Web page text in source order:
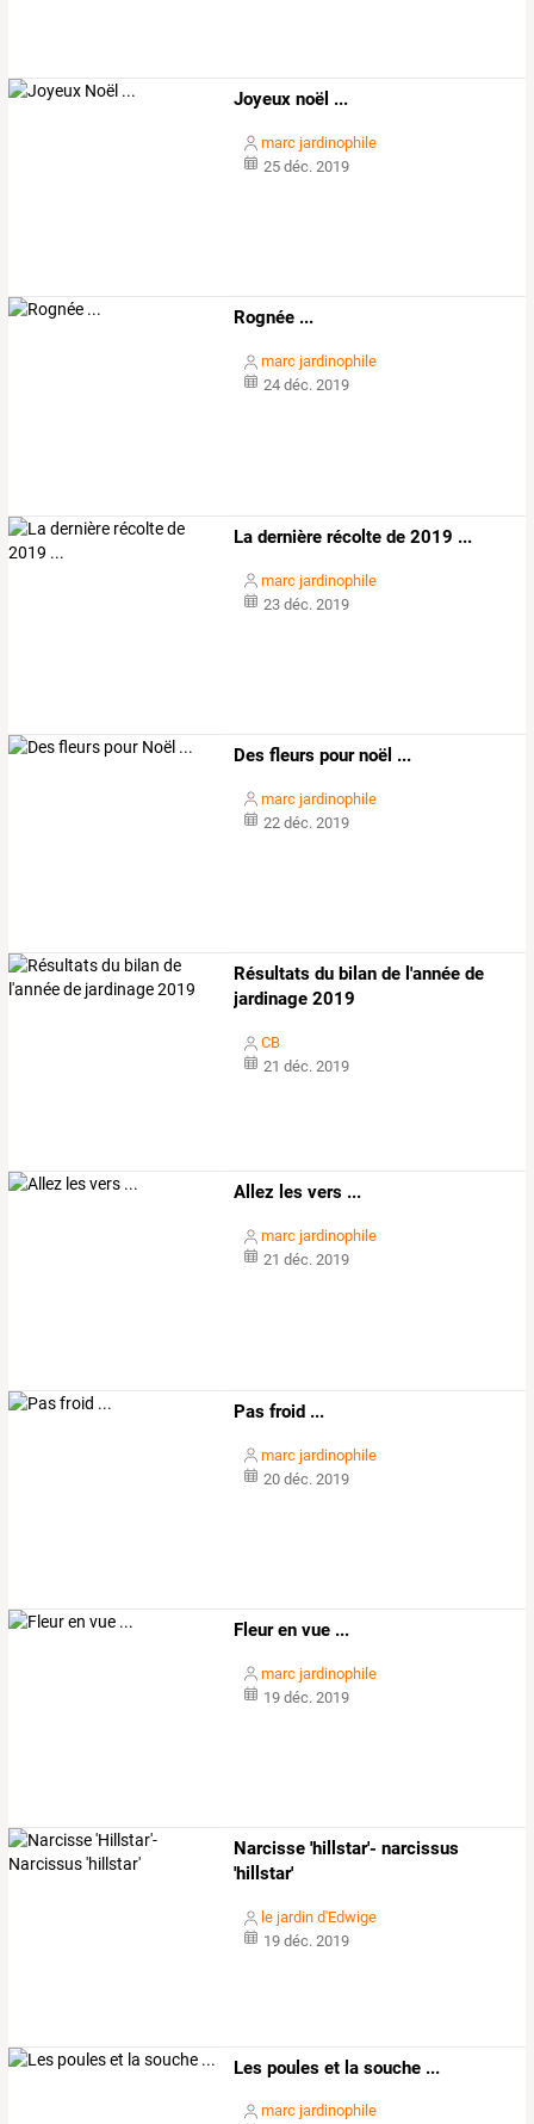
Joyeux noël ...
marc jardinophile
25 déc. 2019
Rognée ...
marc jardinophile
24 déc. 2019
La dernière récolte de 2019 ...
marc jardinophile
23 déc. 2019
Des fleurs pour noël ...
marc jardinophile
22 déc. 2019
Résultats du bilan de l'année de
jardinage 2019
CB
21 déc. 2019
Allez les vers ...
marc jardinophile
21 déc. 2019
Pas froid ...
marc jardinophile
20 déc. 2019
Fleur en vue ...
marc jardinophile
19 déc. 2019
Narcisse 'hillstar'- narcissus
'hillstar'
le jardin d'Edwige
19 déc. 2019
Les poules et la souche ...
marc jardinophile